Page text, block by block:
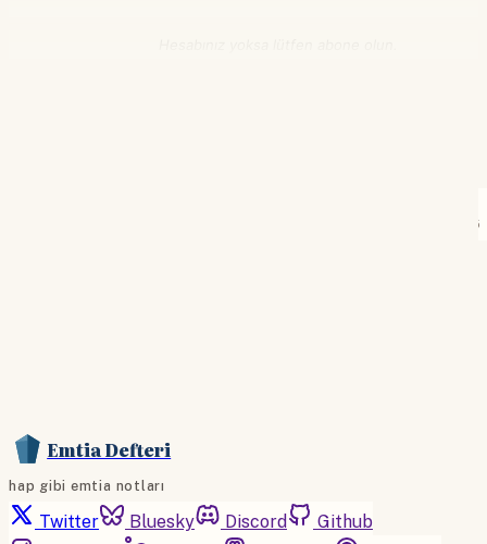
21.55
Emtia Defteri
hap gibi emtia notları
Twitter Bluesky Discord
Github